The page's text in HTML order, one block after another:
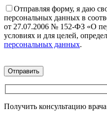
Отправляя форму, я даю
персональных данных в
от 27.07.2006 № 152-ФЗ «О
условиях и для целей,
персональных данных.
Получить консультацию врача